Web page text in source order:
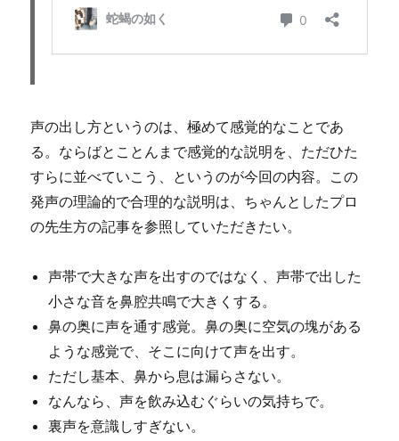
声の出し方というのは、極めて感覚的なことであ
る。ならばとことんまで感覚的な説明を、ただひた
すらに並べていこう、というのが今回の内容。この
発声の理論的で合理的な説明は、ちゃんとしたプロ
の先生方の記事を参照していただきたい。
声帯で大きな声を出すのではなく、声帯で出した
小さな音を鼻腔共鳴で大きくする。
鼻の奥に声を通す感覚。鼻の奥に空気の塊がある
ような感覚で、そこに向けて声を出す。
ただし基本、鼻から息は漏らさない。
なんなら、声を飲み込むぐらいの気持ちで。
裏声を意識しすぎない。